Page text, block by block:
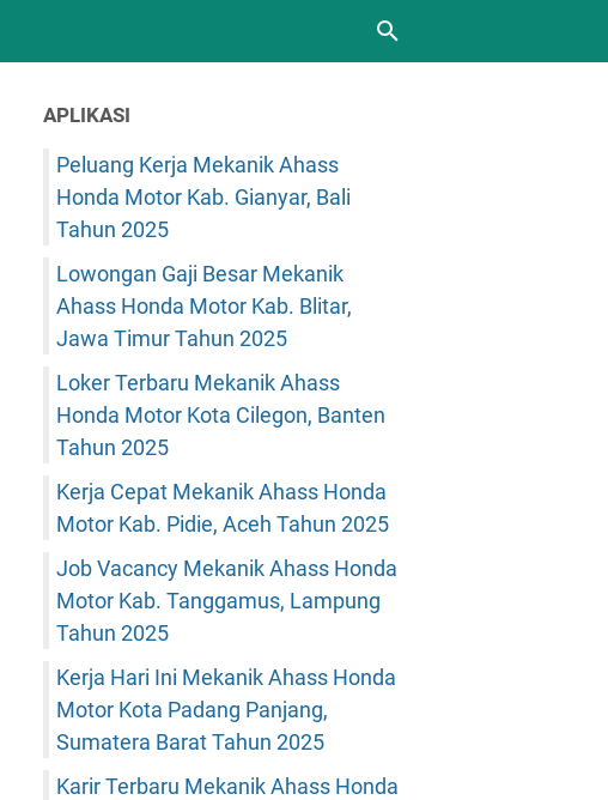
APLIKASI
Peluang Kerja Mekanik Ahass
Honda Motor Kab. Gianyar, Bali
Tahun 2025
Lowongan Gaji Besar Mekanik
Ahass Honda Motor Kab. Blitar,
Jawa Timur Tahun 2025
Loker Terbaru Mekanik Ahass
Honda Motor Kota Cilegon, Banten
Tahun 2025
Kerja Cepat Mekanik Ahass Honda
Motor Kab. Pidie, Aceh Tahun 2025
Job Vacancy Mekanik Ahass Honda
Motor Kab. Tanggamus, Lampung
Tahun 2025
Kerja Hari Ini Mekanik Ahass Honda
Motor Kota Padang Panjang,
Sumatera Barat Tahun 2025
Karir Terbaru Mekanik Ahass Honda